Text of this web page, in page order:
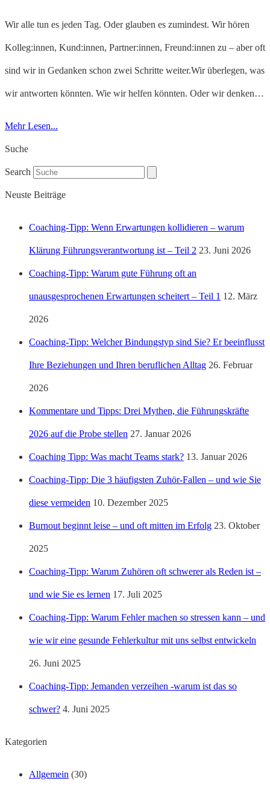
Wir alle tun es jeden Tag. Oder glauben es zumindest. Wir hören
Kolleg:innen, Kund:innen, Partner:innen, Freund:innen zu – aber oft
sind wir in Gedanken schon zwei Schritte weiter.Wir überlegen, was
wir antworten könnten. Wie wir helfen könnten. Oder wir denken…
Mehr Lesen...
Suche
Search
Neuste Beiträge
Coaching-Tipp: Wenn Erwartungen kollidieren – warum
Klärung Führungsverantwortung ist – Teil 2 23. Juni 2026
Coaching-Tipp: Warum gute Führung oft an
unausgesprochenen Erwartungen scheitert – Teil 1 12. März
2026
Coaching-Tipp: Welcher Bindungstyp sind Sie? Er beeinflusst
Ihre Beziehungen und Ihren beruflichen Alltag 26. Februar
2026
Kommentare und Tipps: Drei Mythen, die Führungskräfte
2026 auf die Probe stellen 27. Januar 2026
Coaching Tipp: Was macht Teams stark? 13. Januar 2026
Coaching-Tipp: Die 3 häufigsten Zuhör-Fallen – und wie Sie
diese vermeiden 10. Dezember 2025
Burnout beginnt leise – und oft mitten im Erfolg 23. Oktober
2025
Coaching-Tipp: Warum Zuhören oft schwerer als Reden ist –
und wie Sie es lernen 17. Juli 2025
Coaching-Tipp: Warum Fehler machen so stressen kann – und
wie wir eine gesunde Fehlerkultur mit uns selbst entwickeln
26. Juni 2025
Coaching-Tipp: Jemanden verzeihen -warum ist das so
schwer? 4. Juni 2025
Kategorien
Allgemein (30)